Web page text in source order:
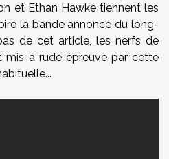
et Ethan Hawke tiennent les
la bande annonce du long-
de cet article, les nerfs de
mis à rude épreuve par cette